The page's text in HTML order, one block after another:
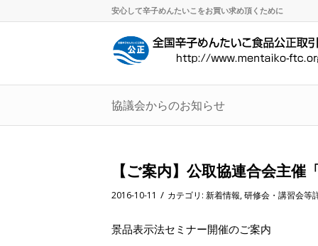
安心して辛子めんたいこをお買い求め頂くために
協議会からのお知らせ
【ご案内】公取協連合会主
2016-10-11 / カテゴリ: 新着情報,研修会・講習会等
景品表示法セミナー開催のご案内